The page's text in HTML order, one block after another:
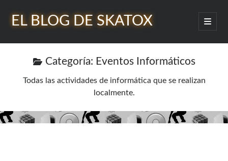
EL BLOG DE SKATOX
abrir
menú
Barra
lateral
¿Quién soy?
Categoría: Eventos Informáticos
Todas las actividades de informática que se realizan
localmente.